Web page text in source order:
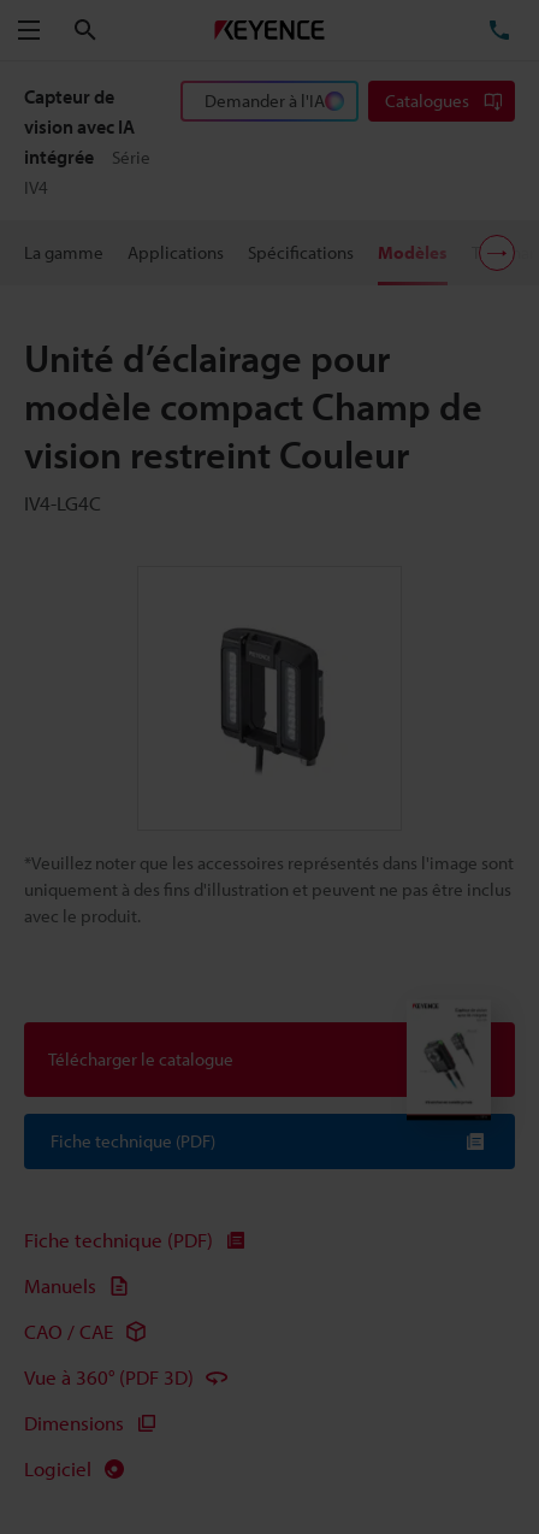
Menu
Capteur de
vision avec IA
intégrée
Série
IV4
Demander à l'IA Catalogues
La gamme Applications Spécifications Modèles
Unité d’éclairage pour
modèle compact Champ de
vision restreint Couleur
IV4-LG4C
*Veuillez noter que les accessoires représentés dans l'image sont
uniquement à des fins d'illustration et peuvent ne pas être inclus
avec le produit.
Télécharger le catalogue
Fiche technique (PDF)
Fiche technique (PDF)
Manuels
CAO / CAE
Vue à 360° (PDF 3D)
Dimensions
Logiciel